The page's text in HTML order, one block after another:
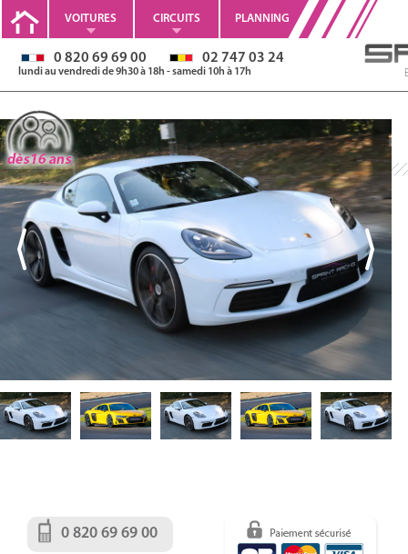
VOITURES CIRCUITS PLANNING
0 820 69 69 00 02 747 03 24
lundi au vendredi de 9h30 à 18h - samedi 10h à 17h
0 820 69 69 00